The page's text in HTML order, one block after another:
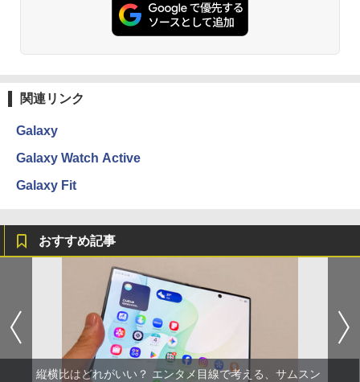
関連リンク
Galaxy
Galaxy Watch Active
Galaxy Fit
おすすめ記事
縦横比はどれがいい？ エンタメ目線で考える、サムスン